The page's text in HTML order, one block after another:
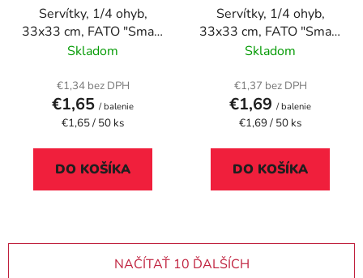
Servítky, 1/4 ohyb,
33x33 cm, FATO "Smart
Table", zelené jablko
Skladom
€1,34 bez DPH
€1,65 / balenie
Jednotková
€1,65 / 50 ks
DO KOŠÍKA
Servítky, 1/4 ohyb,
33x33 cm, FATO "Smart
Table", čokoláda
Skladom
€1,37 bez DPH
€1,69 / balenie
Jednotková
€1,69 / 50 ks
DO KOŠÍKA
NAČÍTAŤ 10 ĎALŠÍCH